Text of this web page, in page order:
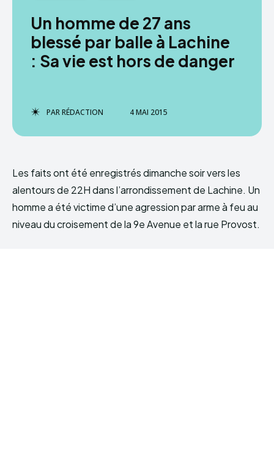
Un homme de 27 ans
blessé par balle à Lachine
: Sa vie est hors de danger
PARRÉDACTION 4 MAI 2015
Les faits ont été enregistrés dimanche soir vers les
alentours de 22H dans l’arrondissement de Lachine. Un
homme a été victime d’une agression par arme à feu au
niveau du croisement de la 9e Avenue et la rue Provost.